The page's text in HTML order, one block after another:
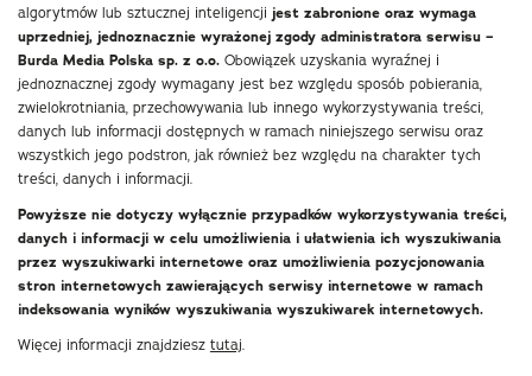
algorytmów lub sztucznej inteligencji jest zabronione oraz wymaga
uprzedniej, jednoznacznie wyrażonej zgody administratora serwisu –
Burda Media Polska sp. z o.o. Obowiązek uzyskania wyraźnej i
jednoznacznej zgody wymagany jest bez względu sposób pobierania,
zwielokrotniania, przechowywania lub innego wykorzystywania treści,
danych lub informacji dostępnych w ramach niniejszego serwisu oraz
wszystkich jego podstron, jak również bez względu na charakter tych
treści, danych i informacji.
Powyższe nie dotyczy wyłącznie przypadków wykorzystywania treści,
danych i informacji w celu umożliwienia i ułatwienia ich wyszukiwania
przez wyszukiwarki internetowe oraz umożliwienia pozycjonowania
stron internetowych zawierających serwisy internetowe w ramach
indeksowania wyników wyszukiwania wyszukiwarek internetowych.
Więcej informacji znajdziesz tutaj.